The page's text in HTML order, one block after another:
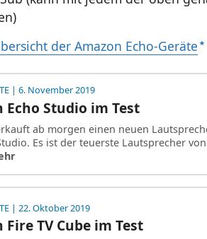
der Amazon Echo-Geräte
| 6. November 2019
Echo Studio im Test
ab morgen einen neuen
Es ist der teuerste Lautsprecher
| 22. Oktober 2019
Fire TV Cube im Test